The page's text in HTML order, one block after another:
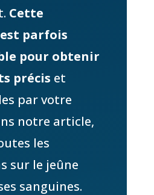
Cette
parfois
pour obtenir
précis et
par votre
notre article,
les
sur le jeûne
sanguines.